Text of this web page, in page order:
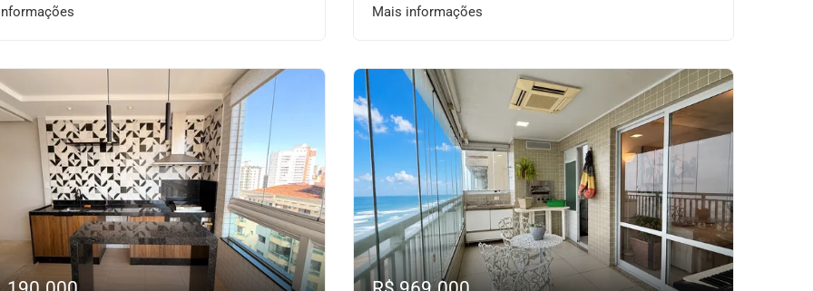
Mais informações